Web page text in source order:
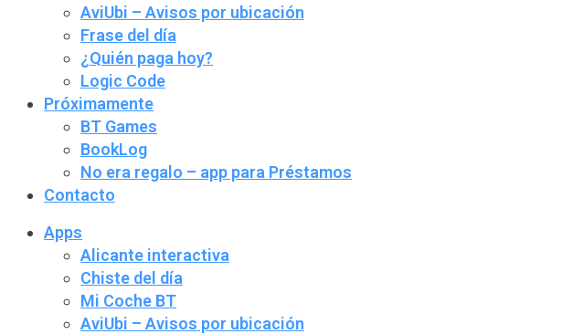
AviUbi – Avisos por ubicación
Frase del día
¿Quién paga hoy?
Logic Code
Próximamente
BT Games
BookLog
No era regalo – app para Préstamos
Contacto
Apps
Alicante interactiva
Chiste del día
Mi Coche BT
AviUbi – Avisos por ubicación